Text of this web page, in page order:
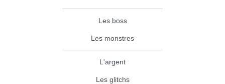
Les boss
Les monstres
L'argent
Les glitchs